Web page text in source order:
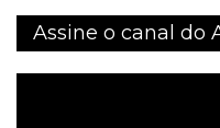
Assine o canal do